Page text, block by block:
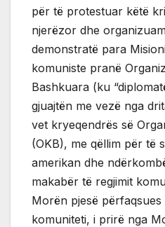
për të protestuar këtë
njerëzor dhe
demonstratë para
komuniste pranë
Bashkuara (ku
gjuajtën me vezë nga
vet kryeqendrës së
(OKB), me qëllim për të
amerikan dhe
makabër të regjimit
Morën pjesë përfaqsues
komuniteti, i prirë nga